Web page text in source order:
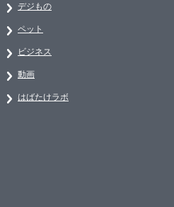
デジもの
ペット
ビジネス
動画
はばたけラボ